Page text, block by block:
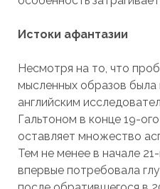
Истоки афантазии
Несмотря на то, что
мысленных образов
английским
Гальтоном в конце 19-
оставляет множество
Тем не менее в начале
впервые потребовала